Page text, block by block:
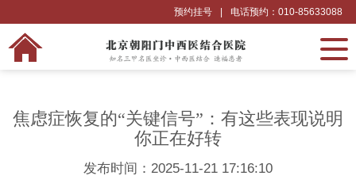
电话预约：010-85633088
预约挂号
‌焦虑症恢复的“关键信号”：有这些表现说明
你正在好转
发布时间：2025-11-21 17:16:10